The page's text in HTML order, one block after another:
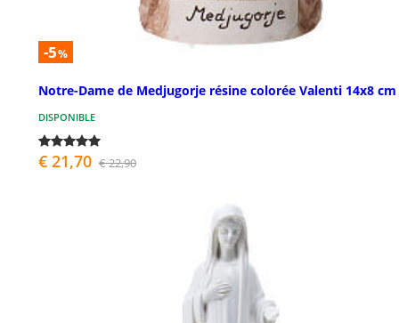
-5%
Notre-Dame de Medjugorje résine colorée Valenti 14x8 cm
DISPONIBLE
€ 21,70 € 22,90